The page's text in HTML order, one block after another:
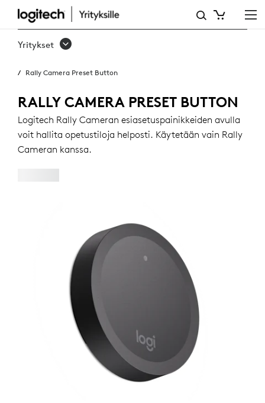
LOGITECH
RALLY
PRESET
BUTTON
Yritykset
Rally Camera Preset Button
RALLY CAMERA PRESET BUTTON
Logitech Rally Cameran esiasetuspainikkeiden avulla
voit hallita opetustiloja helposti. Käytetään vain Rally
Cameran kanssa.